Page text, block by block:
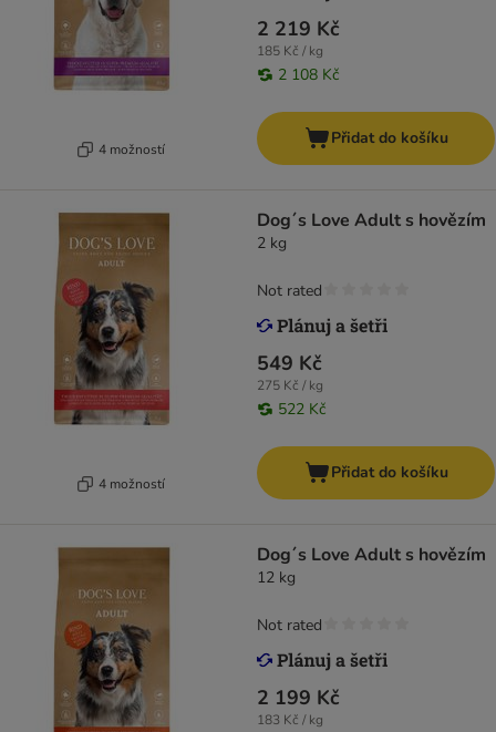
4 možností
2 219 Kč
185 Kč / kg
2 108 Kč
Přidat do košíku
4 možností
Dog´s Love Adult s hovězím
2 kg
549 Kč
275 Kč / kg
522 Kč
Not rated
Přidat do košíku
Dog´s Love Adult s hovězím
12 kg
2 199 Kč
183 Kč / kg
Not rated